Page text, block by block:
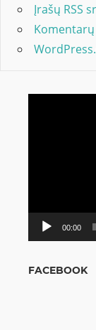
Įrašų RSS
Komentarų
00:00
FACEBOOK